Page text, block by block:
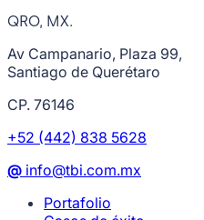
QRO, MX.
Av Campanario, Plaza 99,
Santiago de Querétaro
CP. 76146
+52 (442) 838 5628
@ info@tbi.com.mx
Portafolio